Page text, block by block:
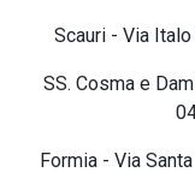
Scauri - Via
SS. Cosma e
Formia - Via